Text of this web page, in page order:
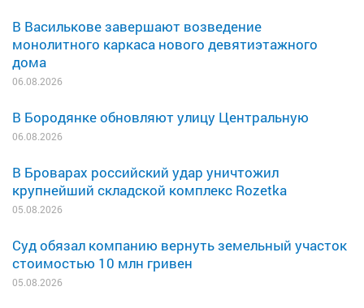
В Василькове завершают возведение
монолитного каркаса нового девятиэтажного
дома
06.08.2026
В Бородянке обновляют улицу Центральную
06.08.2026
В Броварах российский удар уничтожил
крупнейший складской комплекс Rozetka
05.08.2026
Суд обязал компанию вернуть земельный участок
стоимостью 10 млн гривен
05.08.2026